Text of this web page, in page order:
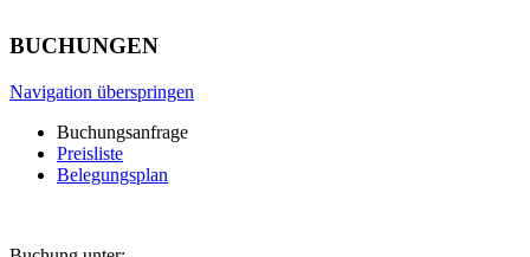
BUCHUNGEN
Navigation überspringen
Buchungsanfrage
Preisliste
Belegungsplan